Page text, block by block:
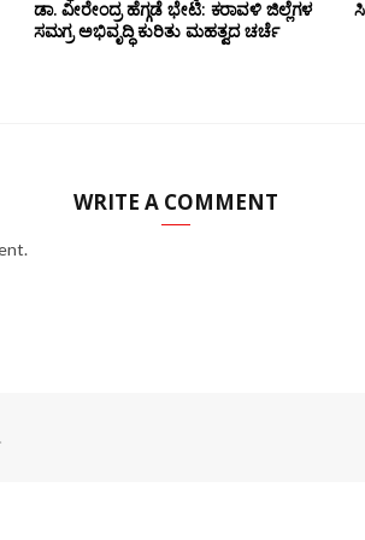
ಡಾ. ವೀರೇಂದ್ರ ಹೆಗ್ಗಡೆ ಭೇಟಿ: ಕರಾವಳಿ ಜಿಲ್ಲೆಗಳ
ಸಮಗ್ರ ಅಭಿವೃದ್ಧಿ ಕುರಿತು ಮಹತ್ವದ ಚರ್ಚೆ
WRITE A COMMENT